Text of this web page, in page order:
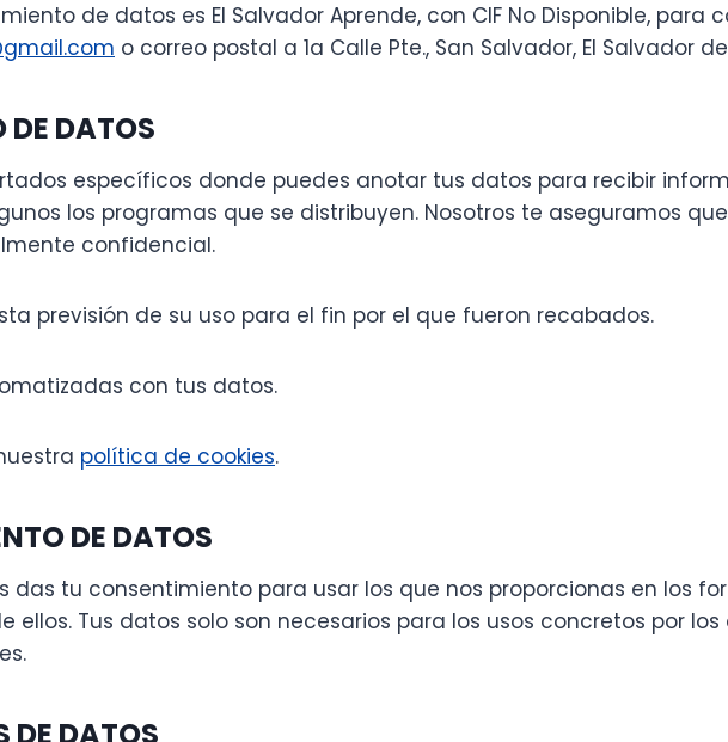
de datos es El Salvador Aprende, con CIF No Disponible, para
o correo postal a 1a Calle Pte., San Salvador, El Salvador
DE DATOS
específicos donde puedes anotar tus datos para recibir
los programas que se distribuyen. Nosotros te aseguramos
confidencial.
previsión de su uso para el fin por el que fueron recabados.
con tus datos.
política de cookies.
DE DATOS
das tu consentimiento para usar los que nos proporcionas en los
Tus datos solo son necesarios para los usos concretos por